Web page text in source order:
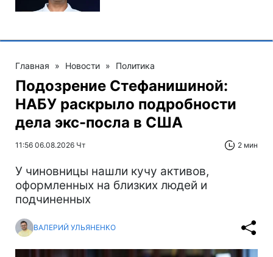
Главная » Новости » Политика
Подозрение Стефанишиной:
НАБУ раскрыло подробности
дела экс-посла в США
11:56 06.08.2026 Чт 2 мин
У чиновницы нашли кучу активов,
оформленных на близких людей и
подчиненных
ВАЛЕРИЙ УЛЬЯНЕНКО